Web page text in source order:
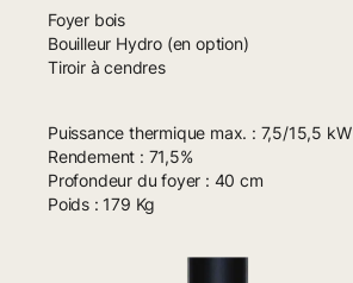
Foyer bois
Bouilleur Hydro (en option)
Tiroir à cendres
Puissance thermique max. : 7,5/15,5 kW
Rendement : 71,5%
Profondeur du foyer : 40 cm
Poids : 179 Kg